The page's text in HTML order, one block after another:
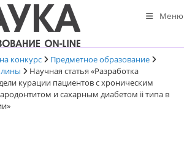
Меню
конкурс
Предметное образование
Научная статья «Разработка
курации пациентов с хроническим
и сахарным диабетом ii типа в